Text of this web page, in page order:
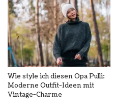
Wie style ich diesen Opa Pulli:
Moderne Outfit-Ideen mit
Vintage-Charme